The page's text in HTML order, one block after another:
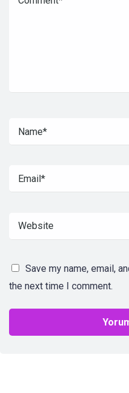
Save my name, email,
the next time I comment.